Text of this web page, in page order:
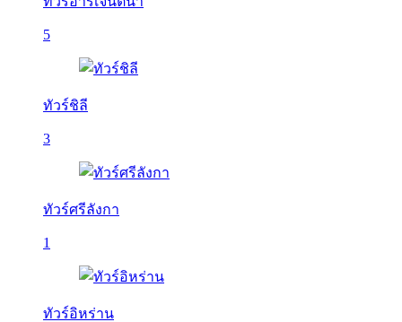
5
ทัวร์ชิลี
3
ทัวร์ศรีลังกา
1
ทัวร์อิหร่าน